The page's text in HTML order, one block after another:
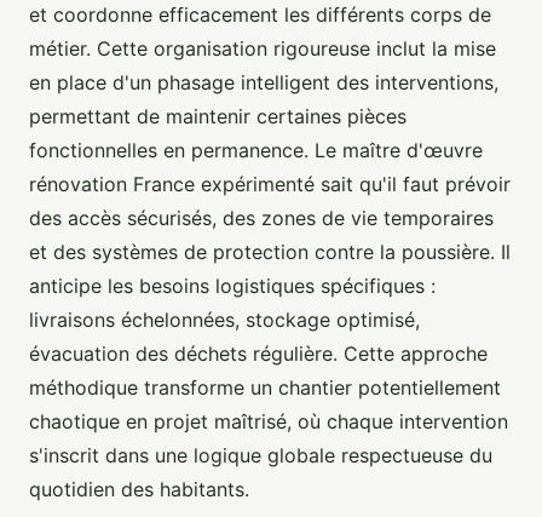
et coordonne efficacement les différents corps de
métier. Cette organisation rigoureuse inclut la mise
en place d'un phasage intelligent des interventions,
permettant de maintenir certaines pièces
fonctionnelles en permanence. Le maître d'œuvre
rénovation France expérimenté sait qu'il faut prévoir
des accès sécurisés, des zones de vie temporaires
et des systèmes de protection contre la poussière. Il
anticipe les besoins logistiques spécifiques :
livraisons échelonnées, stockage optimisé,
évacuation des déchets régulière. Cette approche
méthodique transforme un chantier potentiellement
chaotique en projet maîtrisé, où chaque intervention
s'inscrit dans une logique globale respectueuse du
quotidien des habitants.